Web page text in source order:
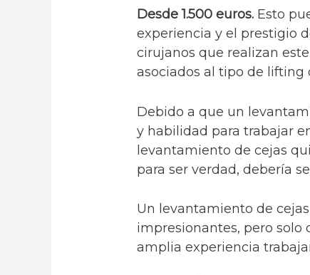
Desde 1.500 euros. Esto
experiencia y el prestigio
cirujanos que realizan
asociados al tipo de lifting
Debido a que un
y habilidad para trabajar
levantamiento de cejas
para ser verdad, debería
Un levantamiento de
impresionantes, pero solo
amplia experiencia